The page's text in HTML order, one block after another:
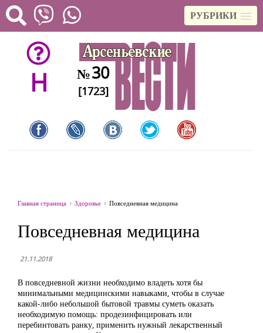
РУБРИКИ
H №30
[1723]
Главная страница Здоровье Повседневная медицина
Повседневная медицина
21.11.2018
В повседневной жизни необходимо владеть хотя бы
минимальными медицинскими навыками, чтобы в случае
какой-либо небольшой бытовой травмы суметь оказать
необходимую помощь: продезинфицировать или
перебинтовать ранку, применить нужный лекарственный